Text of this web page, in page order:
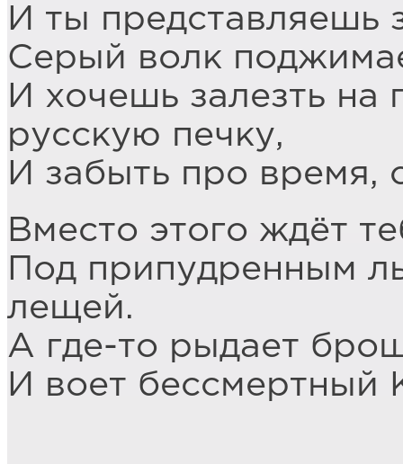
И ты представляешь
Серый волк
И хочешь залезть на
русскую печку,
И забыть про время,
Вместо этого ждёт
Под припудренным
лещей.
А где-то рыдает
И воет бессмертный